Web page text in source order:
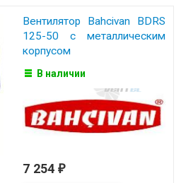
Вентилятор Bahcivan BDRS
125-50 с металлическим
корпусом
В наличии
7 254 ₽